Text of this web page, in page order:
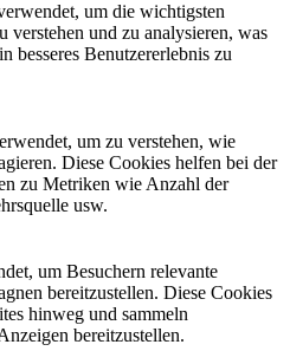
um die wichtigsten
verstehen und zu analysieren, was
besseres Benutzererlebnis zu
um zu verstehen, wie
Diese Cookies helfen bei der
zu Metriken wie Anzahl der
usw.
um Besuchern relevante
bereitzustellen. Diese Cookies
hinweg und sammeln
bereitzustellen.